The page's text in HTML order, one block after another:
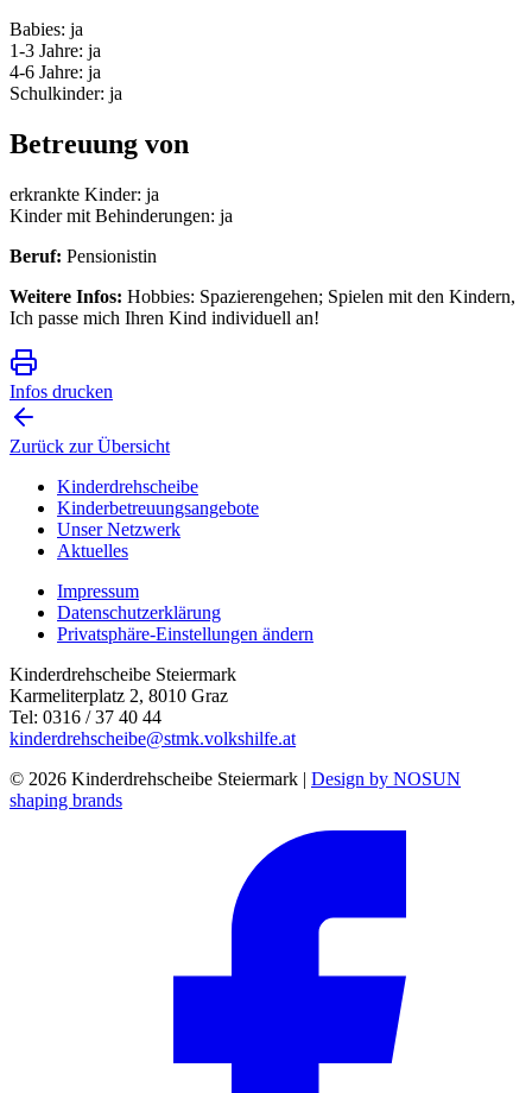
Babies: ja
1-3 Jahre: ja
4-6 Jahre: ja
Schulkinder: ja
Betreuung von
erkrankte Kinder: ja
Kinder mit Behinderungen: ja
Beruf: Pensionistin
Weitere Infos: Hobbies: Spazierengehen; Spielen mit den Kindern,
Ich passe mich Ihren Kind individuell an!
Infos drucken
Zurück zur Übersicht
Kinderdrehscheibe
Kinderbetreuungs­angebote
Unser Netzwerk
Aktuelles
Impressum
Datenschutzerklärung
Privatsphäre-Einstellungen ändern
Kinderdrehscheibe Steiermark
Karmeliterplatz 2, 8010 Graz
Tel: 0316 / 37 40 44
kinderdrehscheibe@stmk.volkshilfe.at
© 2026 Kinderdrehscheibe Steiermark | Design by NOSUN
shaping brands